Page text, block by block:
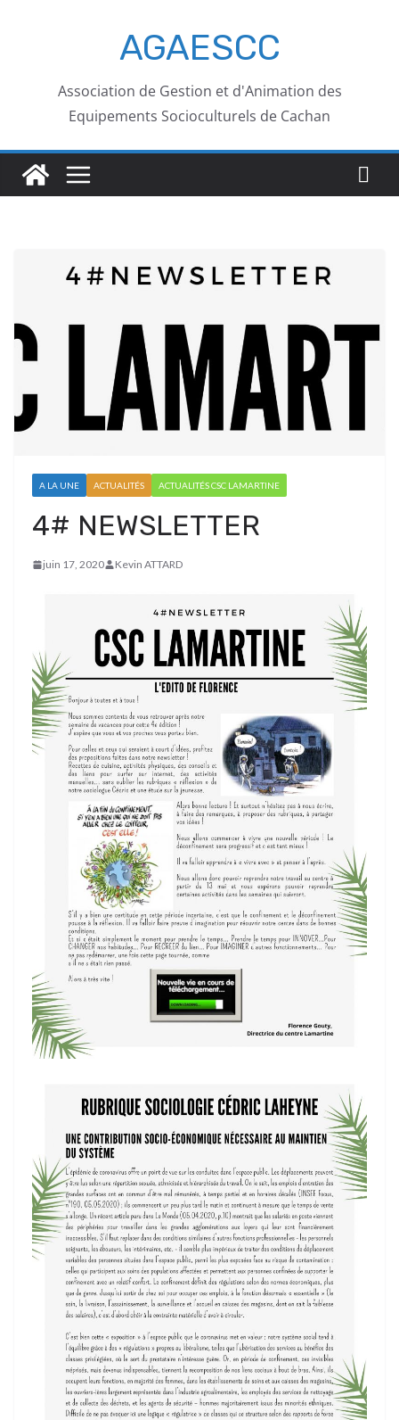
AGAESCC
Association de Gestion et d'Animation des
Equipements Socioculturels de Cachan
A LA UNE ACTUALITÉS ACTUALITÉS CSC LAMARTINE
4# NEWSLETTER
juin 17, 2020 Kevin ATTARD